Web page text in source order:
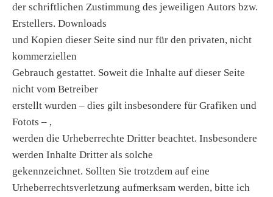
der schriftlichen Zustimmung des jeweiligen Autors bzw.
Erstellers. Downloads
und Kopien dieser Seite sind nur für den privaten, nicht
kommerziellen
Gebrauch gestattet. Soweit die Inhalte auf dieser Seite
nicht vom Betreiber
erstellt wurden – dies gilt insbesondere für Grafiken und
Fotots – ,
werden die Urheberrechte Dritter beachtet. Insbesondere
werden Inhalte Dritter als solche
gekennzeichnet. Sollten Sie trotzdem auf eine
Urheberrechtsverletzung aufmerksam werden, bitte ich